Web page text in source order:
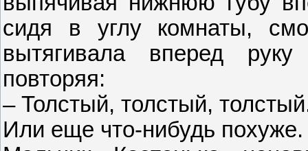
сидя в углу комнаты,
вытягивала вперед
повторяя:
– Толстый, толстый,
Или еще что-нибудь похуже.